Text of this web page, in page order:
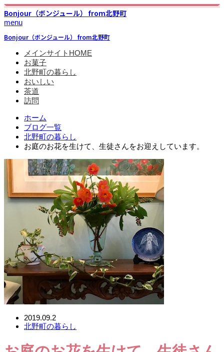
Bonjour（ボンジュール） from北野町
menu
Bonjour（ボンジュール） from北野町
メインサイトHOME
お菓子
北野町の暮らし
おいしい
茶道
訪問
ホーム
ブログ一覧
北野町の暮らし
お庭のお花を生けて、生徒さんをお迎えしています。
2019.09.2
北野町の暮らし